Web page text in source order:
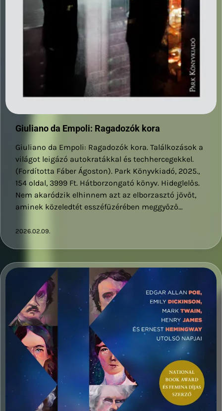
Giuliano da Empoli: Ragadozók kora
Giuliano da Empoli: Ragadozók kora. Találkozások a
világot leigázó autokratákkal és techhercegekkel.
(Fordította Fáber Ágoston). Park Könyvkiadó, 2025.,
154 oldal, 3999 Ft. Hátborzongató könyv. Hideglelős.
Nem akaródzik elhinnem azt az elborzasztó jövőt,
aminek közeledtét esszéfüzérében meggyőző…
2026.02.09.